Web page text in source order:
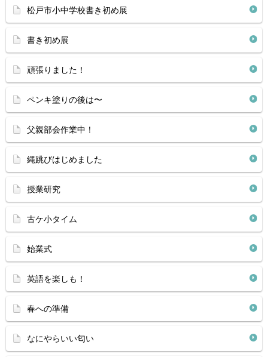
松戸市小中学校書き初め展
書き初め展
頑張りました！
ペンキ塗りの後は〜
父親部会作業中！
縄跳びはじめました
授業研究
古ケ小タイム
始業式
英語を楽しも！
春への準備
なにやらいい匂い